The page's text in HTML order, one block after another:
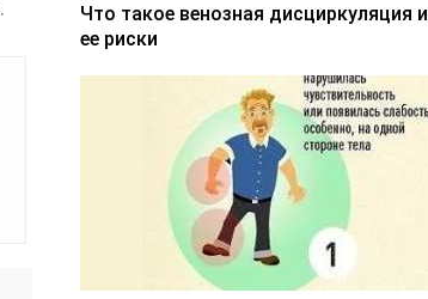
Что такое венозная дисциркуляция и
ее риски